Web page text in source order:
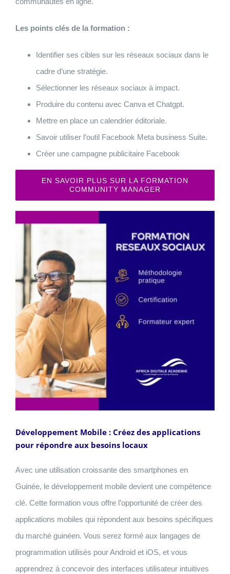
Les points clés de la formation :
Identifier ses cibles sur les réseaux sociaux dans le
cadre d’une stratégie.
Sélectionner les réseaux sociaux à impact.
Produire du contenu avec Canva et Chatgpt.
Mettre en place un calendrier éditoriale.
Savoir utiliser l’outil Facebook Meta business Suite.
Créer une campagne publicitaire Facebook
EN SAVOIR PLUS SUR LA FORMATION
COMMUNITY MANAGER
Développement Mobile : Créez des applications
pour répondre aux besoins locaux
Avec une utilisation croissante des smartphones en
Guinée, le développement mobile devient une compétence
clé. Cette formation vous offre l’opportunité de créer des
applications mobiles qui répondent aux besoins spécifiques
du marché guinéen. Vous serez formé aux langages de
programmation utilisés pour Android et iOS, et vous
apprendrez à concevoir des interfaces utilisateur intuitives